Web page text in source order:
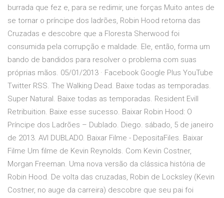
burrada que fez e, para se redimir, une forças Muito antes de
se tornar o príncipe dos ladrões, Robin Hood retorna das
Cruzadas e descobre que a Floresta Sherwood foi
consumida pela corrupção e maldade. Ele, então, forma um
bando de bandidos para resolver o problema com suas
próprias mãos. 05/01/2013 · Facebook Google Plus YouTube
Twitter RSS. The Walking Dead. Baixe todas as temporadas.
Super Natural. Baixe todas as temporadas. Resident Evill
Retribuition. Baixe esse sucesso. Baixar Robin Hood: O
Príncipe dos Ladrões – Dublado. Diego. sábado, 5 de janeiro
de 2013. AVI DUBLADO. Baixar Filme - DepositaFiles. Baixar
Filme Um filme de Kevin Reynolds. Com Kevin Costner,
Morgan Freeman. Uma nova versão da clássica história de
Robin Hood. De volta das cruzadas, Robin de Locksley (Kevin
Costner, no auge da carreira) descobre que seu pai foi